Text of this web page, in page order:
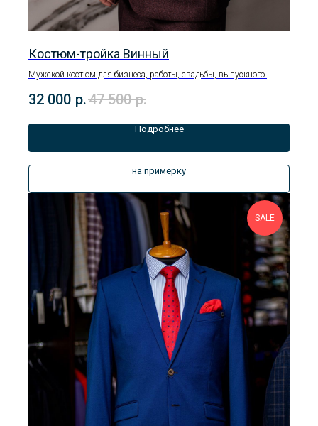
Костюм-тройка Винный
Мужской костюм для бизнеса, работы, свадьбы, выпускного.
32 000 р.47 500 р.
Подробнее
на примерку
SALE